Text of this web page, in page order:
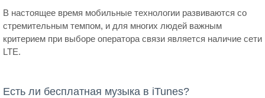
В настоящее время мобильные технологии развиваются со
стремительным темпом, и для многих людей важным
критерием при выборе оператора связи является наличие сети
LTE.
Есть ли бесплатная музыка в iTunes?